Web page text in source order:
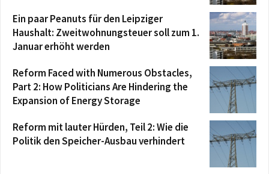
Ein paar Peanuts für den Leipziger
Haushalt: Zweitwohnungsteuer soll zum 1.
Januar erhöht werden
Reform Faced with Numerous Obstacles,
Part 2: How Politicians Are Hindering the
Expansion of Energy Storage
Reform mit lauter Hürden, Teil 2: Wie die
Politik den Speicher-Ausbau verhindert